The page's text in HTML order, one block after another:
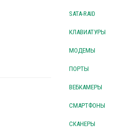
SATA-RAID
КЛАВИАТУРЫ
МОДЕМЫ
ПОРТЫ
ВЕБКАМЕРЫ
СМАРТФОНЫ
СКАНЕРЫ